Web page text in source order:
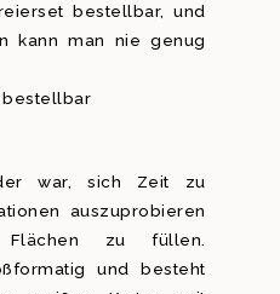
bestellbar, und
kann man nie genug
bestellbar
war, sich Zeit zu
auszuprobieren
zu füllen.
und besteht